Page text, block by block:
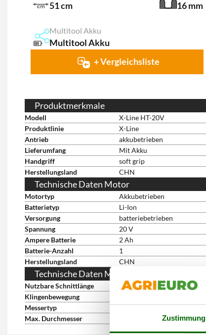
Zustimmung
51 cm 16 mm
Multitool Akku
Multitool Akku
+ Vergleichsliste
Produktmerkmale
Modell
X-Line HT-20V
Produktlinie
X-Line
Antrieb
akkubetrieben
Lieferumfang
Mit Akku
Handgriff
soft grip
Herstellungsland
CHN
Technische Daten Motor
Motortyp
Akkubetrieben
Batterietyp
Li-Ion
Versorgung
batteriebetrieben
Spannung
20 V
Ampere Batterie
2 Ah
Batterie-Anzahl
1
Herstellungsland
CHN
Technische Daten Mähwerk
Nutzbare Schnittlänge
51 cm
Klingenbewegung
Messertyp
acciaio
Max. Durchmesser